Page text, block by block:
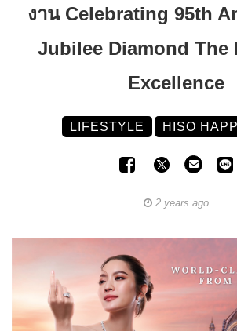
งาน Celebrating 95th
Jubilee Diamond The
Excellence
LIFESTYLE HISO
2 years ago